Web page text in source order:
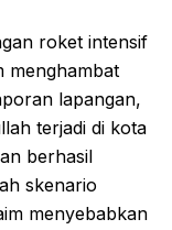
roket intensif
menghambat
lapangan,
terjadi di kota
berhasil
skenario
menyebabkan